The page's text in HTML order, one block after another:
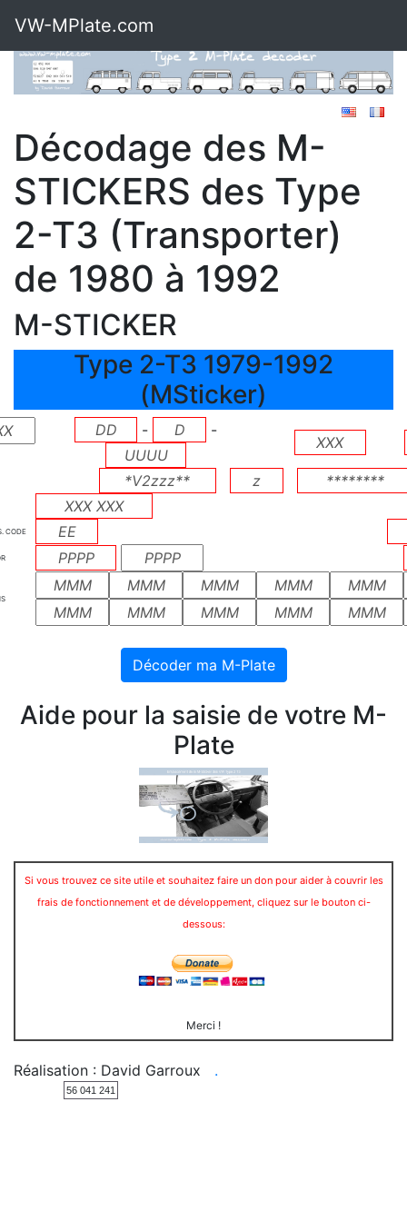
VW-MPlate.com
Décodage des M-
STICKERS des Type
2-T3 (Transporter)
de 1980 à 1992
M-STICKER
Type 2-T3 1979-1992
(MSticker)
- -
CODE
Aide pour la saisie de votre M-
Plate
Si vous trouvez ce site utile et souhaitez faire un don pour aider à couvrir les
frais de fonctionnement et de développement, cliquez sur le bouton ci-
dessous:
Merci !
Réalisation : David Garroux .
56 041 241